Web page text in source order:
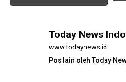
Today News
www.todaynews.id
Pos lain oleh Today